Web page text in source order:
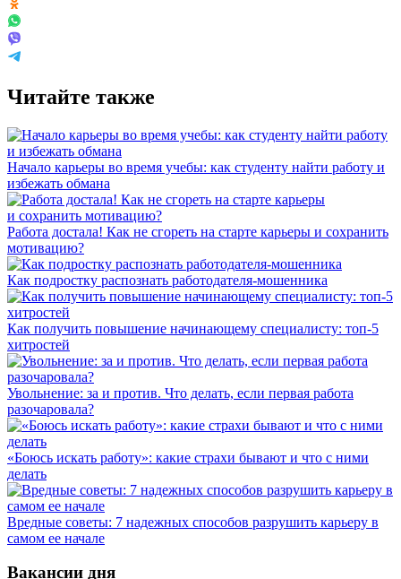
Читайте также
Начало карьеры во время учебы: как студенту найти работу и
избежать обмана
Работа достала! Как не сгореть на старте карьеры и сохранить
мотивацию?
Как подростку распознать работодателя-мошенника
Как получить повышение начинающему специалисту: топ-5
хитростей
Увольнение: за и против. Что делать, если первая работа
разочаровала?
«Боюсь искать работу»: какие страхи бывают и что с ними
делать
Вредные советы: 7 надежных способов разрушить карьеру в
самом ее начале
Вакансии дня